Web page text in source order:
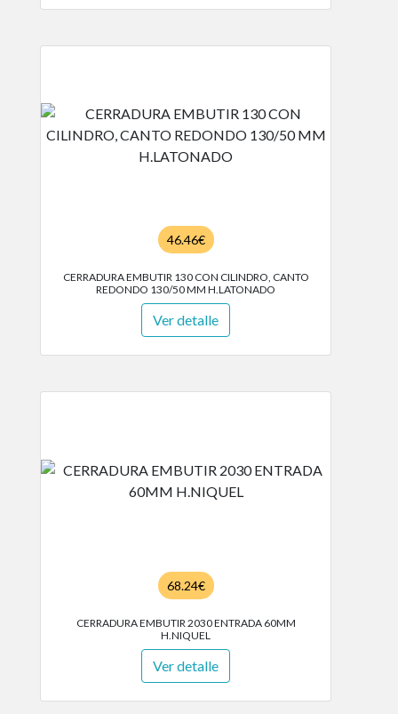
46.46€
CERRADURA EMBUTIR 130 CON CILINDRO, CANTO
REDONDO 130/50 MM H.LATONADO
Ver detalle
68.24€
CERRADURA EMBUTIR 2030 ENTRADA 60MM
H.NIQUEL
Ver detalle